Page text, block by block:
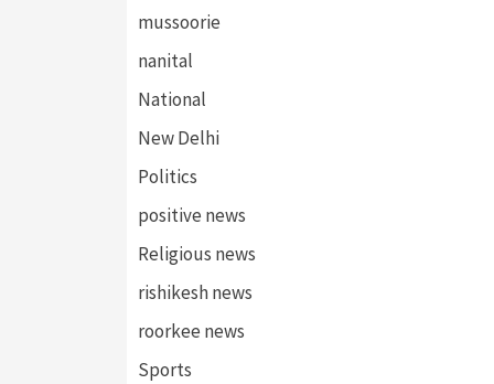
mussoorie
nanital
National
New Delhi
Politics
positive news
Religious news
rishikesh news
roorkee news
Sports